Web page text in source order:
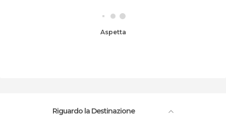
Aspetta
Riguardo la Destinazione